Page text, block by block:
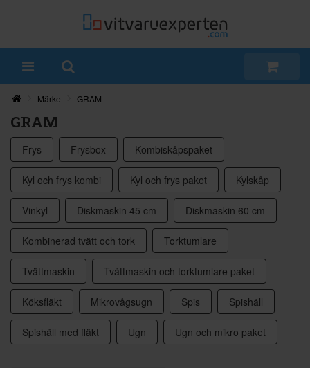
Märke GRAM
GRAM
Frys Frysbox Kombiskåpspaket
Kyl och frys kombi Kyl och frys paket Kylskåp
Vinkyl Diskmaskin 45 cm Diskmaskin 60 cm
Kombinerad tvätt och tork Torktumlare
Tvättmaskin Tvättmaskin och torktumlare paket
Köksfläkt Mikrovågsugn Spis Spishäll
Spishäll med fläkt Ugn Ugn och mikro paket